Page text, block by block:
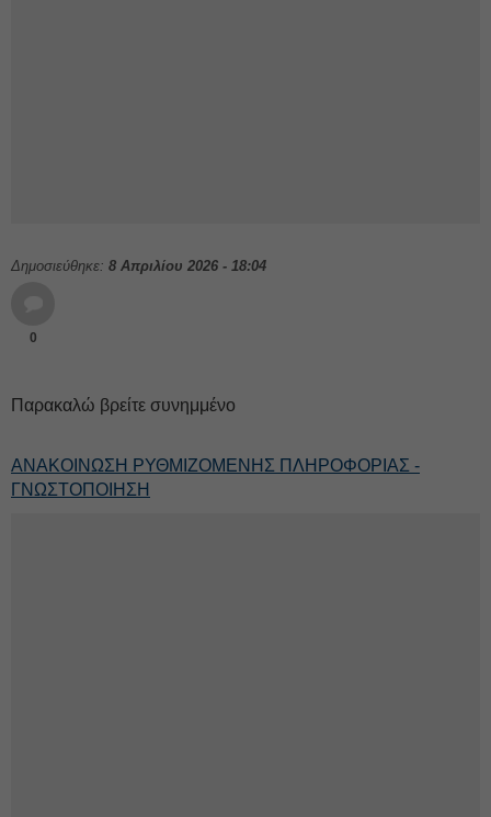
Δημοσιεύθηκε: 8 Απριλίου 2026 - 18:04
0
Παρακαλώ βρείτε συνημμένο
ΑΝΑΚΟΙΝΩΣΗ ΡΥΘΜΙΖΟΜΕΝΗΣ ΠΛΗΡΟΦΟΡΙΑΣ -
ΓΝΩΣΤΟΠΟΙΗΣΗ